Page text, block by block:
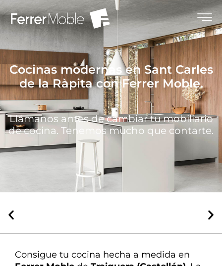
Cocinas modernas en Sant Carles
de la Ràpita con Ferrer Moble.
Llámanos antes de cambiar tu mobiliario
de cocina. Tenemos mucho que contarte.
La mejor atención
decoración te ayuda en todo
Consigue tu cocina hecha a medida en